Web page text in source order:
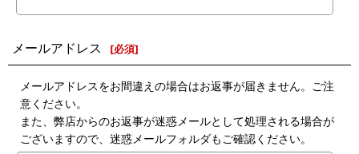
メールアドレス [必須]
メールアドレスをお間違えの場合はお返事が届きません。ご注
意ください。
また、弊店からのお返事が迷惑メールとして処理される場合が
ございますので、迷惑メールフォルダもご確認ください。